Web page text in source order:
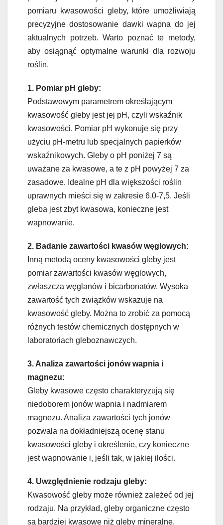
pomiaru kwasowości gleby, które umożliwiają
precyzyjne dostosowanie dawki wapna do jej
aktualnych potrzeb. Warto poznać te metody,
aby osiągnąć optymalne warunki dla rozwoju
roślin.
1. Pomiar pH gleby:
Podstawowym parametrem określającym
kwasowość gleby jest jej pH, czyli wskaźnik
kwasowości. Pomiar pH wykonuje się przy
użyciu pH-metru lub specjalnych papierków
wskaźnikowych. Gleby o pH poniżej 7 są
uważane za kwasowe, a te z pH powyżej 7 za
zasadowe. Idealne pH dla większości roślin
uprawnych mieści się w zakresie 6,0-7,5. Jeśli
gleba jest zbyt kwasowa, konieczne jest
wapnowanie.
2. Badanie zawartości kwasów węglowych:
Inną metodą oceny kwasowości gleby jest
pomiar zawartości kwasów węglowych,
zwłaszcza węglanów i bicarbonatów. Wysoka
zawartość tych związków wskazuje na
kwasowość gleby. Można to zrobić za pomocą
różnych testów chemicznych dostępnych w
laboratoriach gleboznawczych.
3. Analiza zawartości jonów wapnia i
magnezu:
Gleby kwasowe często charakteryzują się
niedoborem jonów wapnia i nadmiarem
magnezu. Analiza zawartości tych jonów
pozwala na dokładniejszą ocenę stanu
kwasowości gleby i określenie, czy konieczne
jest wapnowanie i, jeśli tak, w jakiej ilości.
4. Uwzględnienie rodzaju gleby:
Kwasowość gleby może również zależeć od jej
rodzaju. Na przykład, gleby organiczne często
są bardziej kwasowe niż gleby mineralne.